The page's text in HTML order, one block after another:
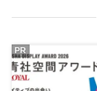
PR